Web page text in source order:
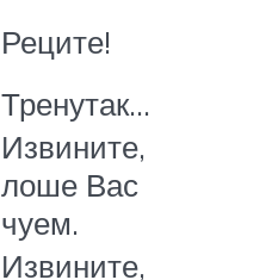
Реците!
Тренутак…
Извините,
лоше Вас
чуем.
Извините,